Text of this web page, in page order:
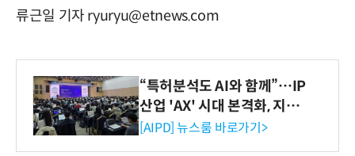
류근일 기자 ryuryu@etnews.com
“특허분석도 AI와 함께”…IP
산업 'AX' 시대 본격화, 지식
재산처 1호 AI IP데이터분석
[AIPD] 뉴스룸 바로가기>